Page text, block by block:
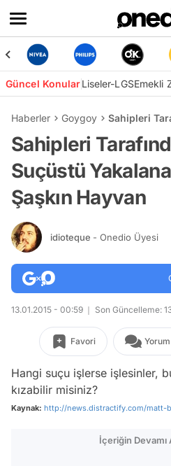
Güncel KonularLiseler-LGSEmekli
Haberler Goygoy Sahipleri
Sahipleri
Suçüstü
Şaşkın Hayvan
idioteque - Onedio Üyesi
13.01.2015 - 00:59 Son Güncelleme:
Favori
Hangi suçu işlerse işlesinler,
kızabilir misiniz?
Kaynak: http://news.distractify.com/matt-
İçeriğin Devamı